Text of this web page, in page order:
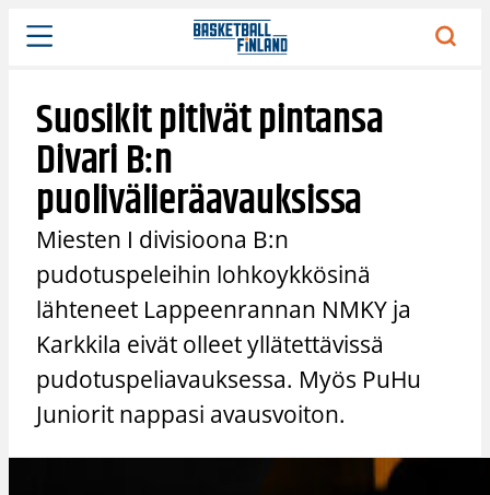
Siirry
sisältöön
Suosikit pitivät pintansa
Divari B:n
puolivälieräavauksissa
Miesten I divisioona B:n
pudotuspeleihin lohkoykkösinä
lähteneet Lappeenrannan NMKY ja
Karkkila eivät olleet yllätettävissä
pudotuspeliavauksessa. Myös PuHu
Juniorit nappasi avausvoiton.